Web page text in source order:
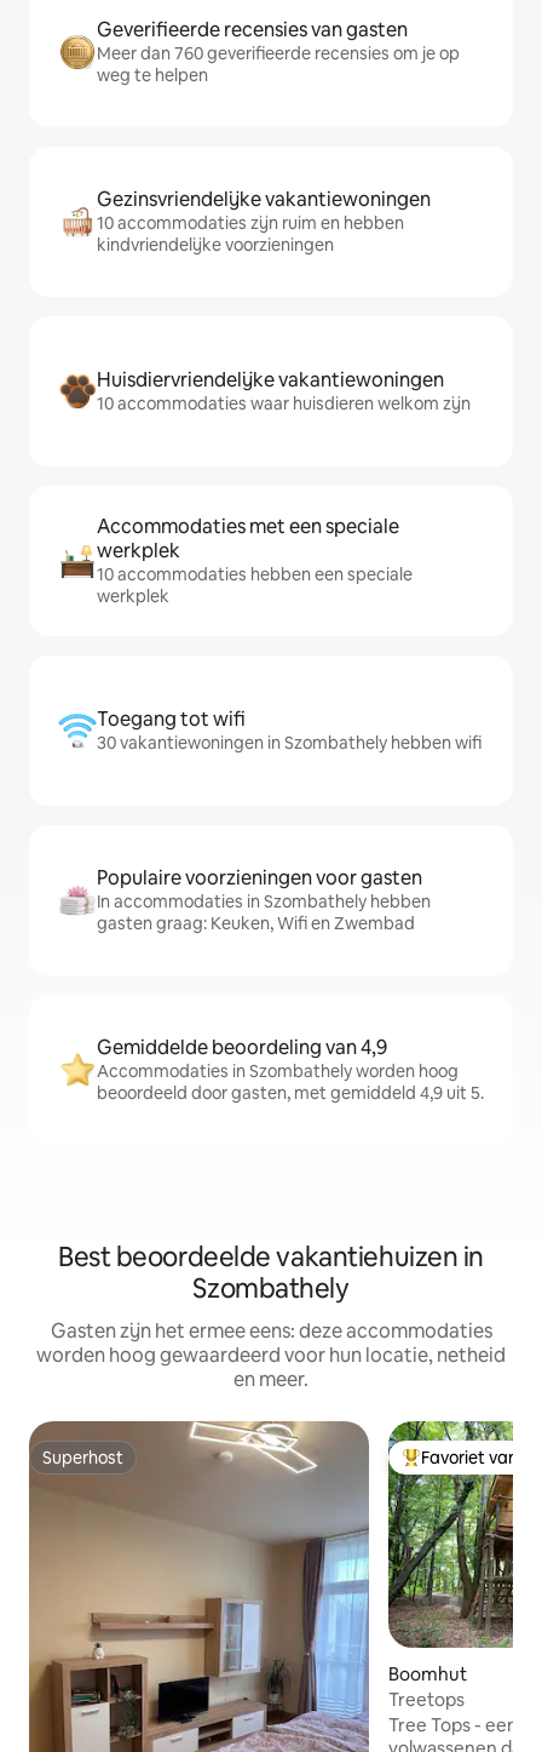
Geverifieerde recensies van gasten
Meer dan 760 geverifieerde recensies om je op
weg te helpen
Gezinsvriendelijke vakantiewoningen
10 accommodaties zijn ruim en hebben
kindvriendelijke voorzieningen
Huisdiervriendelijke vakantiewoningen
10 accommodaties waar huisdieren welkom zijn
Accommodaties met een speciale
werkplek
10 accommodaties hebben een speciale
werkplek
Toegang tot wifi
30 vakantiewoningen in Szombathely hebben wifi
Populaire voorzieningen voor gasten
In accommodaties in Szombathely hebben
gasten graag: Keuken, Wifi en Zwembad
Gemiddelde beoordeling van 4,9
Accommodaties in Szombathely worden hoog
beoordeeld door gasten, met gemiddeld 4,9 uit 5.
Best beoordeelde vakantiehuizen in
Szombathely
Gasten zijn het ermee eens: deze accommodaties
worden hoog gewaardeerd voor hun locatie, netheid
en meer.
Superhost
Superhost Topfavoriet van
Favoriet van
Boomhut
Treetops
Tree Tops - een